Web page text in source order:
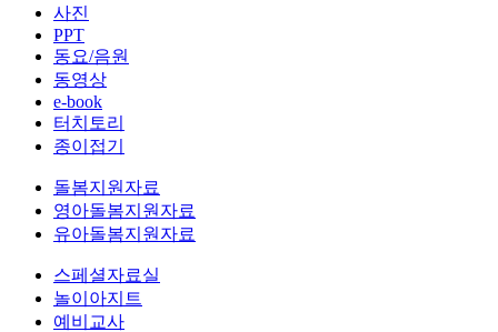
사진
PPT
동요/음원
동영상
e-book
터치토리
종이접기
돌봄지원자료
영아돌봄지원자료
유아돌봄지원자료
스페셜자료실
놀이아지트
예비교사